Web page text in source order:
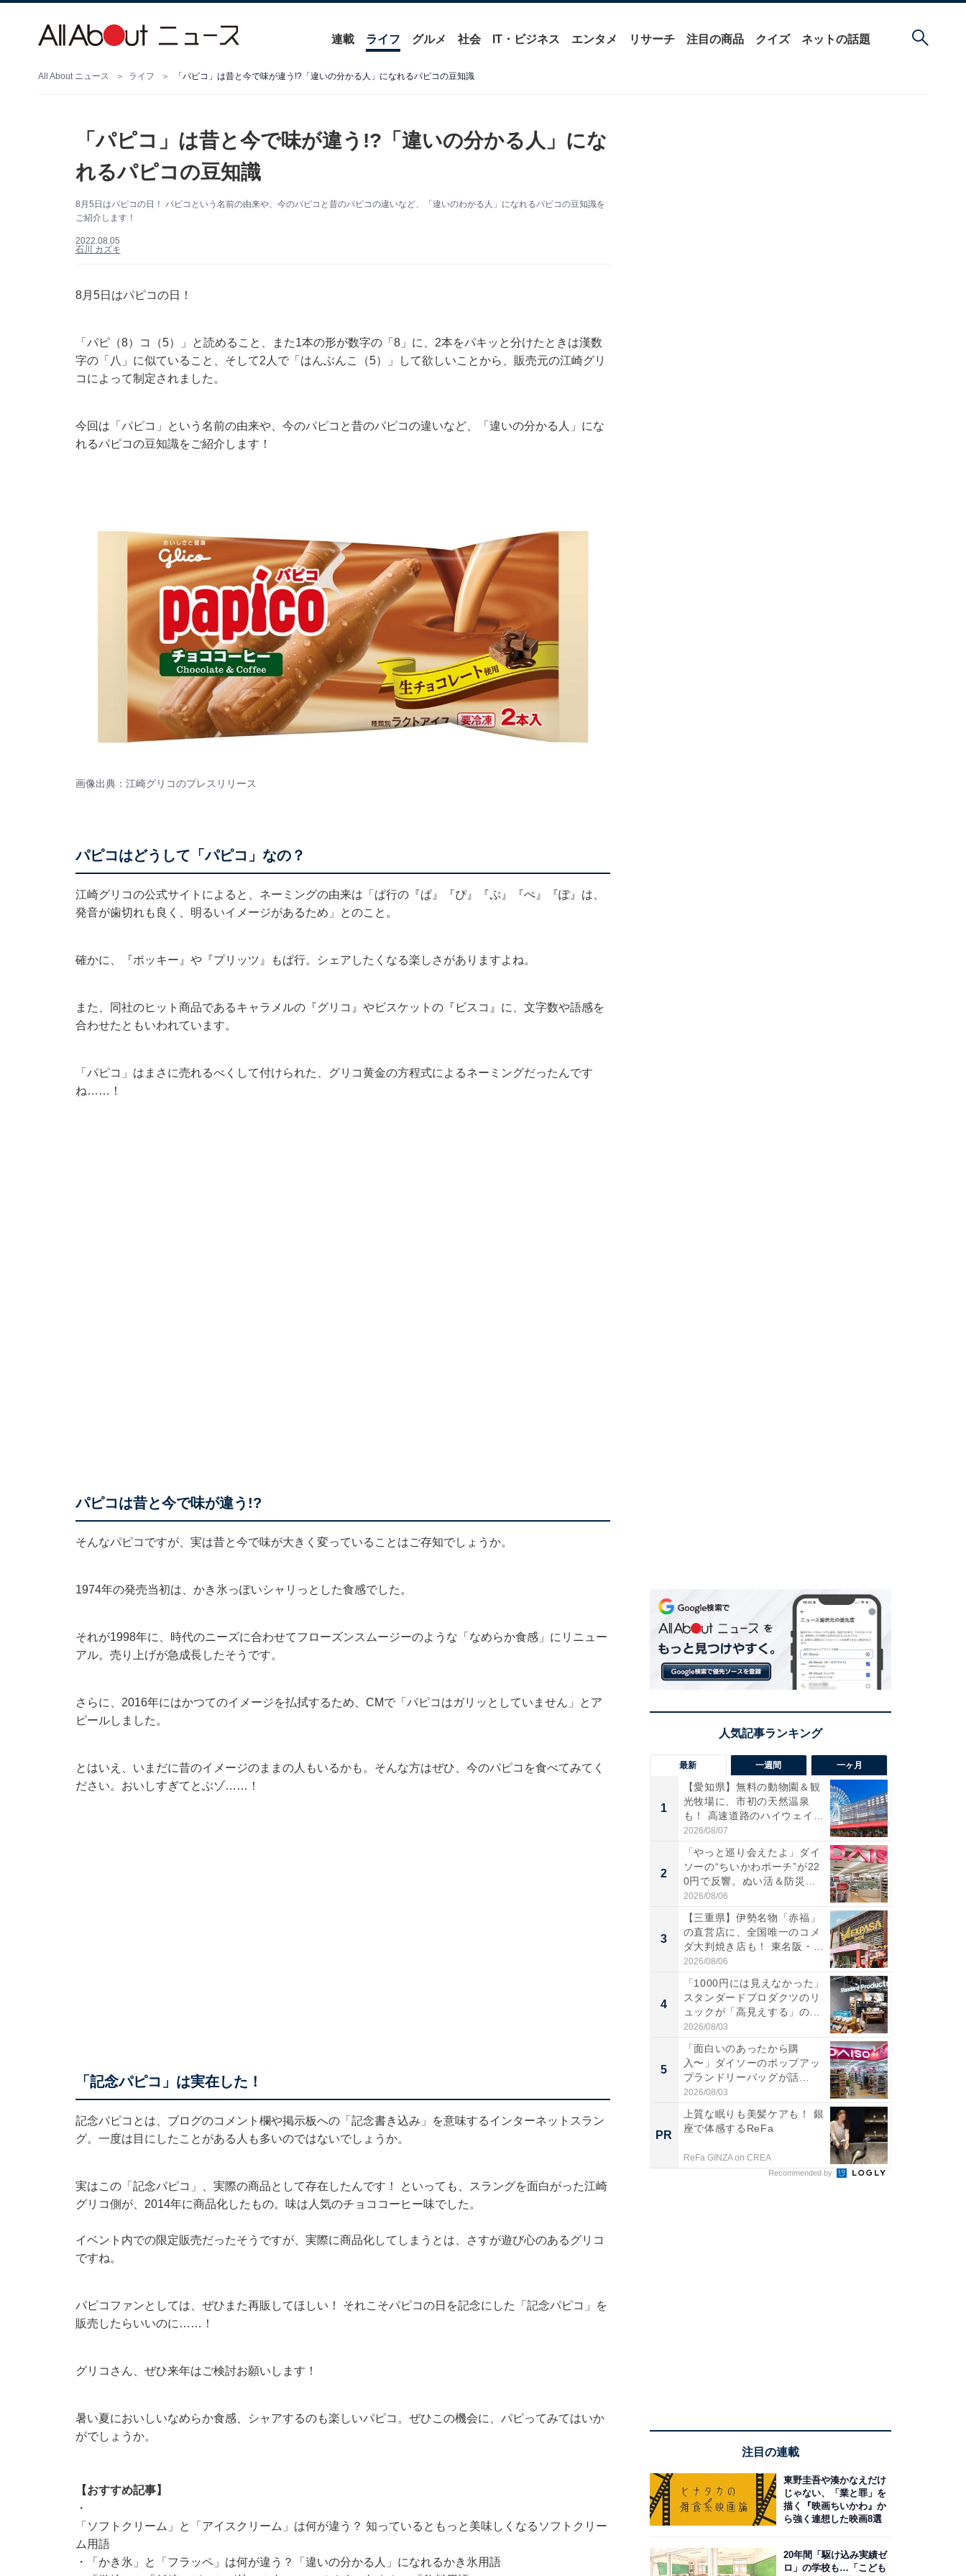
連載 ライフ グルメ 社会 IT・ビジネス エンタメ リサーチ 注目の商品 クイズ ネットの話題
All About ニュース ライフ 「パピコ」は昔と今で味が違う!?「違いの分かる人」になれるパピコの豆知識
「パピコ」は昔と今で味が違う!?「違いの分かる人」にな
れるパピコの豆知識
8月5日はパピコの日！ パピコという名前の由来や、今のパピコと昔のパピコの違いなど、「違いのわかる人」になれるパピコの豆知識を
ご紹介します！
2022.08.05
石川 カズキ
8月5日はパピコの日！
「パピ（8）コ（5）」と読めること、また1本の形が数字の「8」に、2本をパキッと分けたときは漢数
字の「八」に似ていること、そして2人で「はんぶんこ（5）」して欲しいことから、販売元の江崎グリ
コによって制定されました。
今回は「パピコ」という名前の由来や、今のパピコと昔のパピコの違いなど、「違いの分かる人」にな
れるパピコの豆知識をご紹介します！
画像出典：江崎グリコのプレスリリース
パピコはどうして「パピコ」なの？
江崎グリコの公式サイト によると、ネーミングの由来は「ぱ行の『ぱ』『ぴ』『ぷ』『ぺ』『ぽ』は、
発音が歯切れも良く、明るいイメージがあるため」とのこと。
確かに、『ポッキー』や『プリッツ』もぱ行。シェアしたくなる楽しさがありますよね。
また、同社のヒット商品であるキャラメルの『グリコ』やビスケットの『ビスコ』に、文字数や語感を
合わせたともいわれています。
「パピコ」はまさに売れるべくして付けられた、グリコ黄金の方程式によるネーミングだったんです
ね……！
パピコは昔と今で味が違う!?
そんなパピコですが、実は昔と今で味が大きく変っていることはご存知でしょうか。
1974年の発売当初は、かき氷っぽいシャリっとした食感でした。
それが1998年に、時代のニーズに合わせてフローズンスムージーのような「なめらか食感」にリニュー
アル。売り上げが急成長したそうです。
さらに、2016年にはかつてのイメージを払拭するため、CMで「パピコはガリッとしていません」とア
ピールしました。
とはいえ、いまだに昔のイメージのままの人もいるかも。そんな方はぜひ、今のパピコを食べてみてく
ださい。おいしすぎてとぶゾ……！
「記念パピコ」は実在した！
記念パピコとは、ブログのコメント欄や掲示板への「記念書き込み」を意味するインターネットスラン
グ。一度は目にしたことがある人も多いのではないでしょうか。
実はこの「記念パピコ」、実際の商品として存在したんです！ といっても、スラングを面白がった江崎
グリコ側が、2014年に商品化したもの。味は人気のチョココーヒー味でした。
イベント内での限定販売だったそうですが、実際に商品化してしまうとは、さすが遊び心のあるグリコ
ですね。
パピコファンとしては、ぜひまた再販してほしい！ それこそパピコの日を記念にした「記念パピコ」を
販売したらいいのに……！
グリコさん、ぜひ来年はご検討お願いします！
暑い夏においしいなめらか食感、シャアするのも楽しいパピコ。ぜひこの機会に、パピってみてはいか
がでしょうか。
【おすすめ記事】
・
「ソフトクリーム」と「アイスクリーム」は何が違う？ 知っているともっと美味しくなるソフトクリー
ム用語
・
「かき氷」と「フラッペ」は何が違う？「違いの分かる人」になれるかき氷用語
最新 一週間 一ヶ月
1
【愛知県】無料の動物園＆観
光牧場に、市初の天然温泉
も！ 高速道路のハイウェイオ
ア...
2026/08/07
2
「やっと巡り会えたよ」ダイ
ソーの“ちいかわポーチ”が22
0円で反響。ぬい活＆防災...
2026/08/06
3
【三重県】伊勢名物「赤福」
の直営店に、全国唯一のコメ
ダ大判焼き店も！ 東名阪・
伊...
2026/08/06
4
「1000円には見えなかった」
スタンダードプロダクツのリ
ュックが「高見えする」の...
2026/08/03
5
「面白いのあったから購
入〜」ダイソーのポップアッ
プランドリーバッグが話
題。“さま...
2026/08/03
PR
上質な眠りも美髪ケアも！ 銀
座で体感するReFa
ReFa GINZA on CREA
Recommended by
注目の連載
東野圭吾や湊かなえだけ
じゃない、「業と罪」を
描く『映画ちいかわ』か
ら強く連想した映画8選
20年間「駆け込み実績ゼ
ロ」の学校も…「こども